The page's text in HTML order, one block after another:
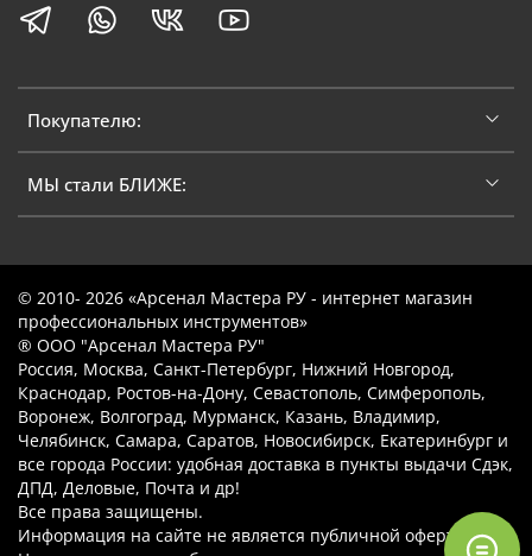
Покупателю:
МЫ стали БЛИЖЕ:
© 2010- 2026 «Арсенал Мастера РУ - интернет магазин
профессиональных инструментов»
® ООО "Арсенал Мастера РУ"
Россия, Москва, Санкт-Петербург, Нижний Новгород,
Краснодар, Ростов-на-Дону, Севастополь, Симферополь,
Воронеж, Волгоград, Мурманск, Казань, Владимир,
Челябинск, Самара, Саратов, Новосибирск, Екатеринбург и
все города России: удобная доставка в пункты выдачи Сдэк,
ДПД, Деловые, Почта и др!
Все права защищены.
Информация на сайте не является публичной офертой.